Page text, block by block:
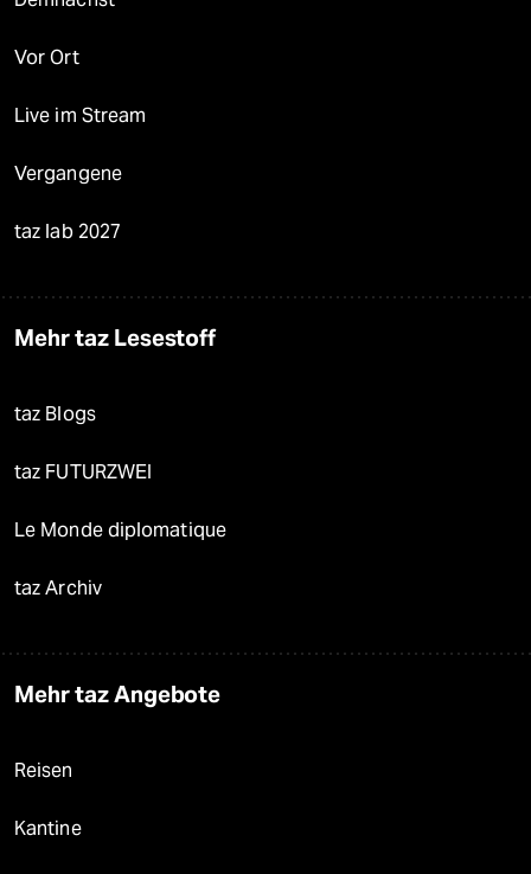
Vor Ort
Live im Stream
Vergangene
taz lab 2027
Mehr taz Lesestoff
taz Blogs
taz FUTURZWEI
Le Monde diplomatique
taz Archiv
Mehr taz Angebote
Reisen
Kantine